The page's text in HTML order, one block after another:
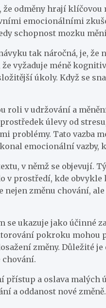
odměny hrají
emocionálními
schopnost mozku
tak náročná, je,
že vyžaduje méně
úkoly. Když se
roli v udržování a
úlevy od
problémy. Tato vazba
emocionální vazby,
v němž se objevují.
v prostředí, kde
nejen změnu chování,
se ukazuje jako účinné
pokroku mohou
změny. Důležité
a oslava malých
a oddanost nové